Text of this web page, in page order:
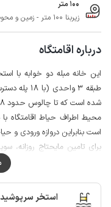
100 متر
زیربنا 100 متر - زمین و محوطه 500 متر
درباره اقامتگاه
این خانه مبله دو خوابه با
طبقه 3
شده است که تا چالوس حدود 8 کیلومتر فاصله دارد.
محیط اطراف حیاط اقامتگاه
است بنابراین دروازه ورودی و
پوشش شبکه تلفن همراه برای
دسترسی به اینترنت به صورت 4g می باشد.
استخر